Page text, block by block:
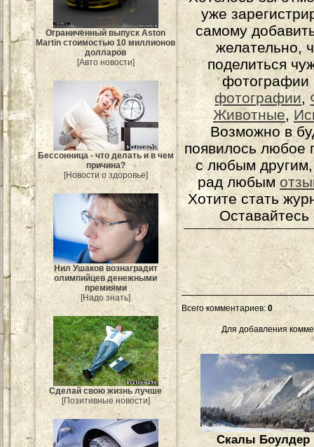
Ограниченный выпуск Aston
Martin стоимостью 10 миллионов
долларов
[Авто новости]
Бессонница - что делать и в чем
причина?
[Новости о здоровье]
Нил Ушаков вознаградит
олимпийцев денежными
премиями
[Надо знать]
Сделай свою жизнь лучше
[Позитивные новости]
уже
самому
желательно,
поделиться
фотографии
фотографии,
Животные,
Возможно в
появилось любое
с любым
рад любым
Хотите стать
Всего комментариев: 0
Для добавления
Скалы Боулдер